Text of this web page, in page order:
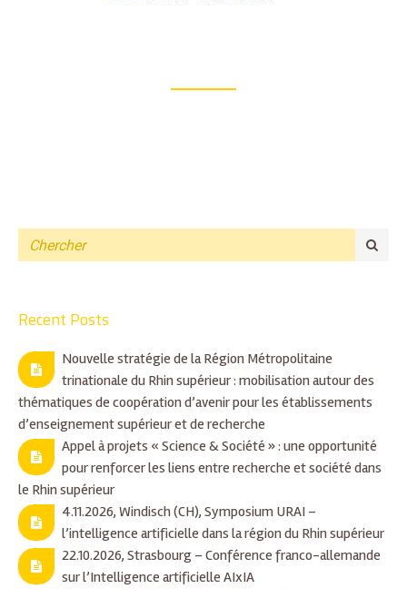
Recent Posts
Nouvelle stratégie de la Région Métropolitaine
trinationale du Rhin supérieur : mobilisation autour des
thématiques de coopération d’avenir pour les établissements
d’enseignement supérieur et de recherche
Appel à projets « Science & Société » : une opportunité
pour renforcer les liens entre recherche et société dans
le Rhin supérieur
4.11.2026, Windisch (CH), Symposium URAI –
l’intelligence artificielle dans la région du Rhin supérieur
22.10.2026, Strasbourg – Conférence franco-allemande
sur l’Intelligence artificielle AIxIA